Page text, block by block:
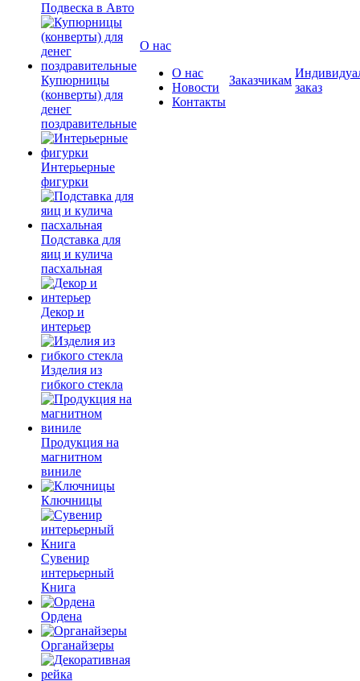
Подвеска в Авто
Купюрницы
(конверты) для
денег
поздравительные
Интерьерные
фигурки
Подставка для
яиц и кулича
пасхальная
Декор и
интерьер
Изделия из
гибкого стекла
Продукция на
магнитном
виниле
Ключницы
Сувенир
интерьерный
Книга
Ордена
Органайзеры
О нас
О нас
Новости
Контакты
Заказчикам
заказ